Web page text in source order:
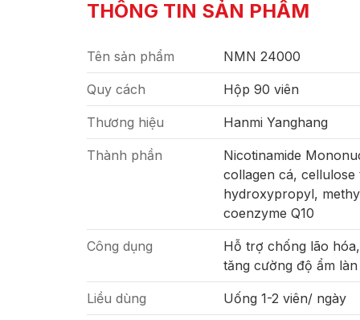
THÔNG TIN SẢN PHẨM
Tên sản phẩm NMN 24000
Quy cách Hộp 90 viên
Thương hiệu Hanmi Yanghang
Thành phần
Nicotinamide
collagen cá,
hydroxypropyl,
coenzyme Q10
Công dụng
Hỗ trợ chống lão
tăng cường độ ẩm
Liều dùng Uống 1-2 viên/ ngày